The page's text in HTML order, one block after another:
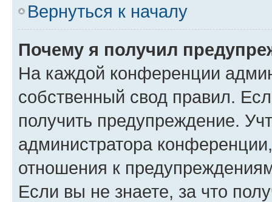
Вернуться к началу
Почему я получил
На каждой конференции
собственный свод правил.
получить предупреждение.
администратора
отношения к
Если вы не знаете, за что